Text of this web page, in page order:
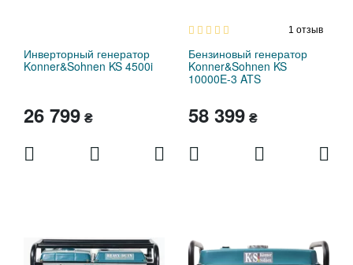
Инверторный генератор
Konner&Sohnen KS 4500i
26 799₴
1 отзыв
Бензиновый генератор
Konner&Sohnen KS
10000E-3 ATS
58 399₴